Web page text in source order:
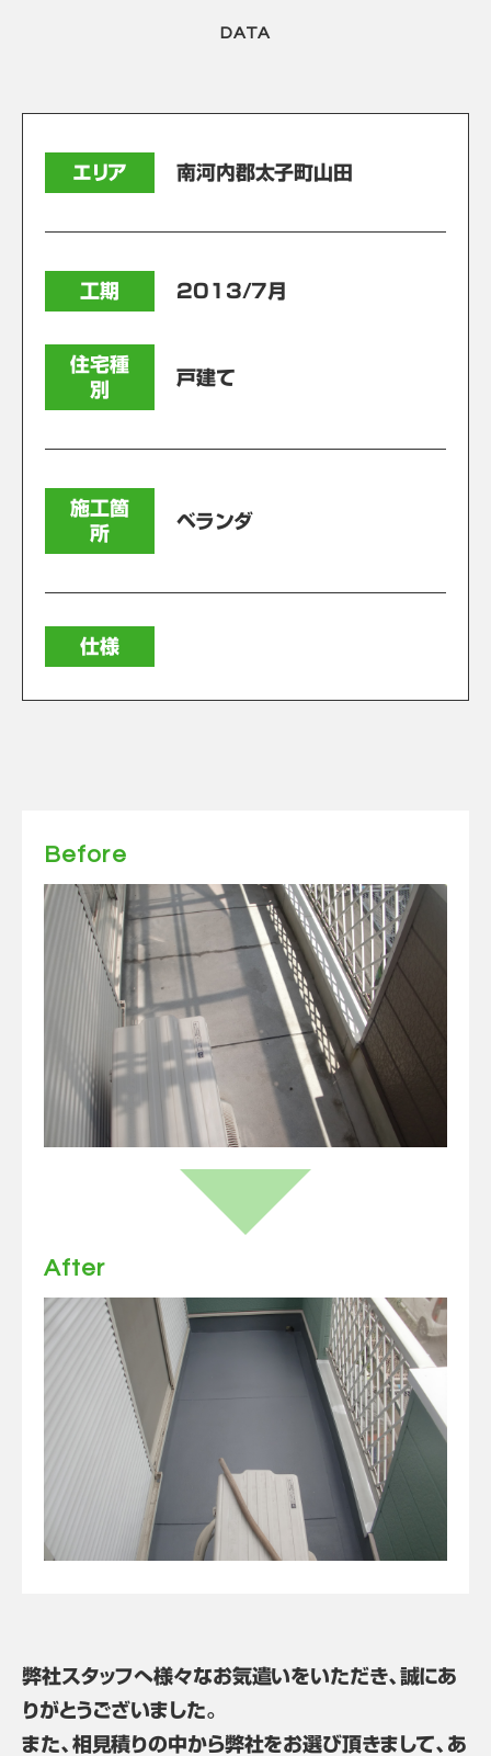
DATA
エリア 南河内郡太子町山田
工期 2013/7月
住宅種
別
戸建て
施工箇
所
ベランダ
仕様
Before
After
弊社スタッフへ様々なお気遣いをいただき、誠にあ
りがとうございました。
また、相見積りの中から弊社をお選び頂きまして、あ